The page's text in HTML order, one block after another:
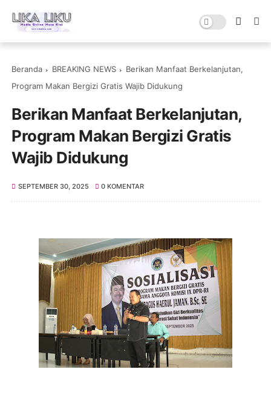
Beranda BREAKING NEWS
Berikan Manfaat Berkelanjutan,
Program Makan Bergizi Gratis Wajib Didukung
Berikan Manfaat Berkelanjutan,
Program Makan Bergizi Gratis
Wajib Didukung
SEPTEMBER 30, 2025 0 KOMENTAR